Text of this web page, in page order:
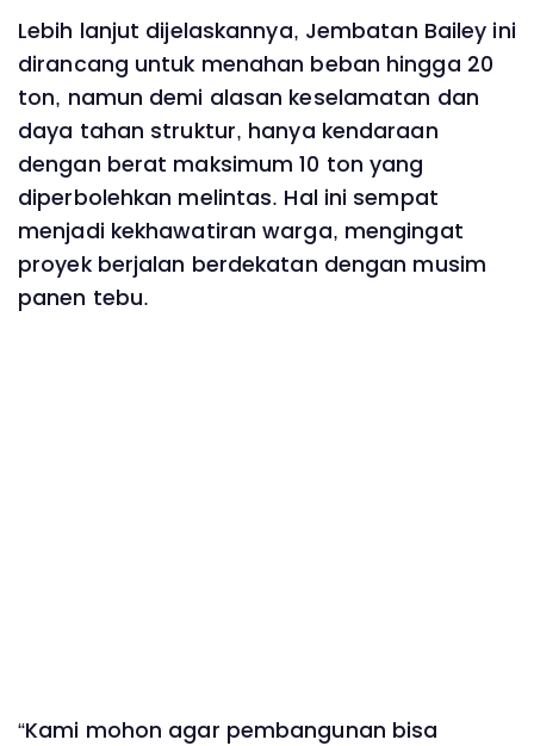
Lebih lanjut dijelaskannya, Jembatan Bailey ini
dirancang untuk menahan beban hingga 20
ton, namun demi alasan keselamatan dan
daya tahan struktur, hanya kendaraan
dengan berat maksimum 10 ton yang
diperbolehkan melintas. Hal ini sempat
menjadi kekhawatiran warga, mengingat
proyek berjalan berdekatan dengan musim
panen tebu.
“Kami mohon agar pembangunan bisa